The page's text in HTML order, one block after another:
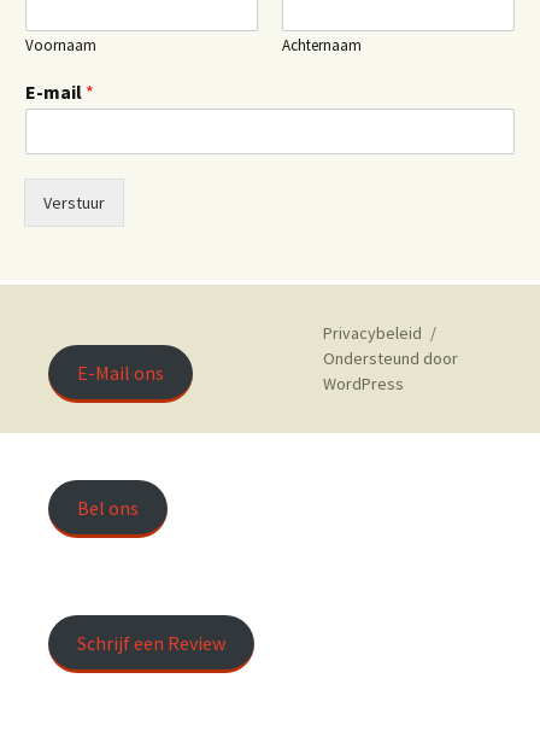
Voornaam Achternaam
E-mail *
Verstuur
E-Mail ons
Bel ons
Schrijf een Review
Privacybeleid
Ondersteund door
WordPress